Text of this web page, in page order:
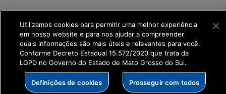
Transformação Digital
get_footer();
Utilizamos cookies para permitir uma melhor experiência
em nosso website e para nos ajudar a compreender
quais informações são mais úteis e relevantes para você.
Conforme Decreto Estadual 15.572/2020 que trata da
LGPD no Governo do Estado de Mato Grosso do Sul.
Definições de cookies Prosseguir com todos